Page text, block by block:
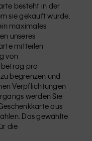
besteht in der
sie gekauft wurde.
maximales
unseres
mitteilen
von
pro
begrenzen und
Verpflichtungen
werden Sie
aus
Das gewählte
die